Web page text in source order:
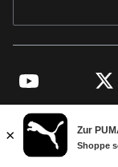
YouTube
© PUMA